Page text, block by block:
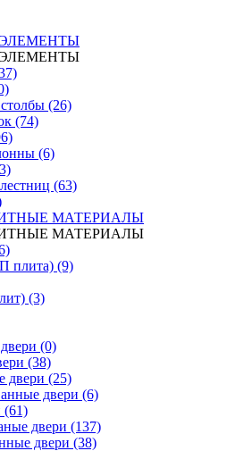
(26)
(74)
(6)
(63)
МАТЕРИАЛЫ
МАТЕРИАЛЫ
плита) (9)
(3)
(0)
(38)
двери (25)
двери (6)
двери (137)
двери (38)